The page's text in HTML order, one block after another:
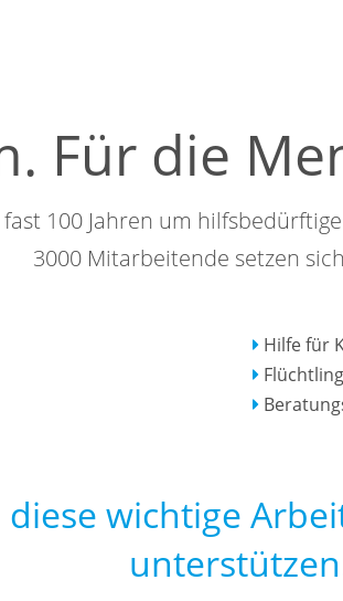
Für die
100 Jahren um
3000 Mitarbeitende setzen
Hilfe für
wichtige